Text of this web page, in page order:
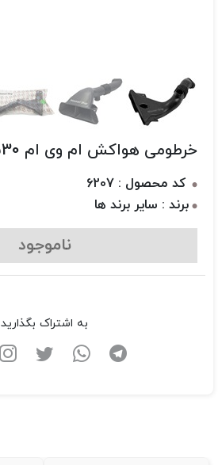
خرطومی هواکش ام وی ام 530
کد محصول : 6207
برند : سایر برند ها
ناموجود
به اشتراک بگذارید